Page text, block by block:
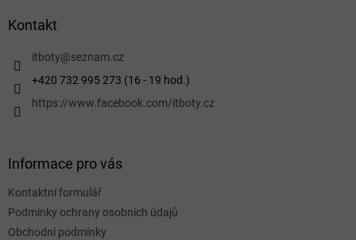
Kontakt
itboty@seznam.cz
+420 732 995 273 (16 - 19 hod.)
https://www.facebook.com/itboty.cz
Informace pro vás
Kontaktní formulář
Podmínky ochrany osobních údajů
Obchodní podmínky